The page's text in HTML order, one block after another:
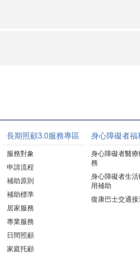
長期照顧3.0服務專區
服務對象
申請流程
補助原則
補助標準
居家服務
專業服務
日間照顧
家庭托顧
身心障礙者福
身心障礙者醫療
務
身心障礙者生
用補助
復康巴士交通接